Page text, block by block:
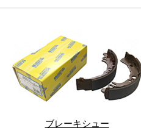
ブレーキシュー